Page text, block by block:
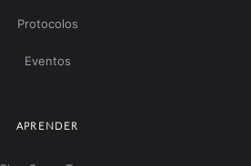
Protocolos
Eventos
APRENDER